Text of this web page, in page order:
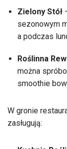
Zielony Stół
sezonowym
a podczas
Roślinna
można
smoothie
W gronie
zasługują: